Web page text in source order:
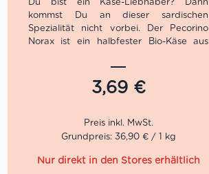
kommst Du an dieser sardischen
Spezialität nicht vorbei. Der Pecorino
Norax ist ein halbfester Bio-Käse aus
und würzigen Aroma. Er stammt aus
ökologischem Anbau und wird in
verschiedenen Reifestadien und Größen
Centro Italia Stores frisch aufschneiden
lassen und direkt in unserer Trattoria
3,69 €
Grundpreis: 36,90 € / 1 kg